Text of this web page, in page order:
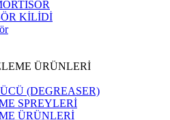
KİLİDİ
ÜRÜNLERİ
(DEGREASER)
SPREYLERİ
ÜRÜNLERİ